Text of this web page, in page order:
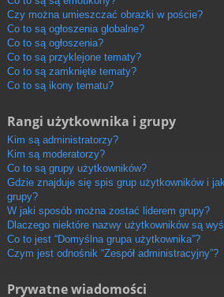
Czy można umieszczać obrazki w poście?
Co to są ogłoszenia globalne?
Co to są ogłoszenia?
Co to są przyklejone tematy?
Co to są zamknięte tematy?
Co to są ikony tematu?
Rangi użytkownika i grupy
Kim są administratorzy?
Kim są moderatorzy?
Co to są grupy użytkowników?
Gdzie znajduje się spis grup użytkowników i
grupy?
W jaki sposób można zostać liderem grupy?
Dlaczego niektóre nazwy użytkowników są
Co to jest “Domyślna grupa użytkownika”?
Czym jest odnośnik “Zespół administracyjny”?
Prywatne wiadomości